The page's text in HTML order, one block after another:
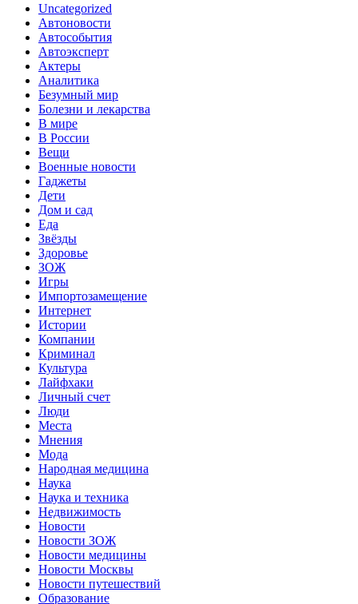
Uncategorized
Автоновости
Автособытия
Автоэксперт
Актеры
Аналитика
Безумный мир
Болезни и лекарства
В мире
В России
Вещи
Военные новости
Гаджеты
Дети
Дом и сад
Еда
Звёзды
Здоровье
ЗОЖ
Игры
Импортозамещение
Интернет
Истории
Компании
Криминал
Культура
Лайфхаки
Личный счет
Люди
Места
Мнения
Мода
Народная медицина
Наука
Наука и техника
Недвижимость
Новости
Новости ЗОЖ
Новости медицины
Новости Москвы
Новости путешествий
Образование